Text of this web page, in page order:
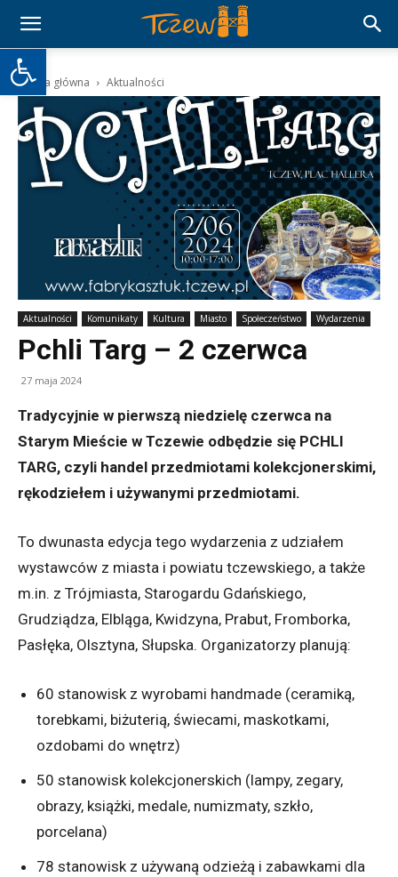
Otwórz pasek narzędzi
Strona główna Aktualności
Aktualności Komunikaty Kultura Miasto Społeczeństwo Wydarzenia
Pchli Targ – 2 czerwca
27 maja 2024
Tradycyjnie w pierwszą niedzielę czerwca na
Starym Mieście w Tczewie odbędzie się PCHLI
TARG, czyli handel przedmiotami kolekcjonerskimi,
rękodziełem i używanymi przedmiotami.
To dwunasta edycja tego wydarzenia z udziałem
wystawców z miasta i powiatu tczewskiego, a także
m.in. z Trójmiasta, Starogardu Gdańskiego,
Grudziądza, Elbląga, Kwidzyna, Prabut, Fromborka,
Pasłęka, Olsztyna, Słupska. Organizatorzy planują:
60 stanowisk z wyrobami handmade (ceramiką,
torebkami, biżuterią, świecami, maskotkami,
ozdobami do wnętrz)
50 stanowisk kolekcjonerskich (lampy, zegary,
obrazy, książki, medale, numizmaty, szkło,
porcelana)
78 stanowisk z używaną odzieżą i zabawkami dla